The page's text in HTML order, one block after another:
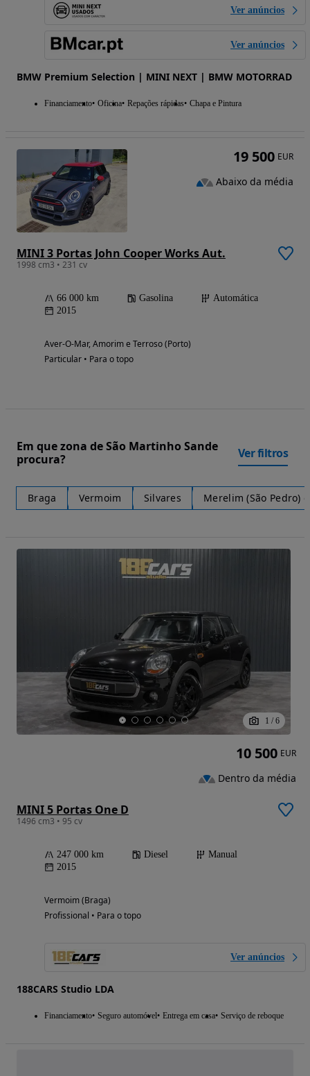
Ver anúncios
Ver anúncios
BMW Premium Selection | MINI NEXT | BMW MOTORRAD
Financiamento Oficina Repações rápidas Chapa e Pintura
MINI 3 Portas John Cooper Works Aut.
1998 cm3 • 231 cv
66 000 km Gasolina
Automática
2015
Aver-O-Mar, Amorim e Terroso (Porto)
Particular • Para o topo
19 500 EUR
Abaixo da média
Em que zona de São Martinho Sande
procura?
Ver filtros
Braga Vermoim Silvares Merelim (São Pedro)
1 / 6
MINI 5 Portas One D
1496 cm3 • 95 cv
247 000 km Diesel
Manual
2015
Vermoim (Braga)
Profissional • Para o topo
Ver anúncios
188CARS Studio LDA
Financiamento Seguro automóvel Entrega em casa Serviço de reboque
10 500 EUR
Dentro da média